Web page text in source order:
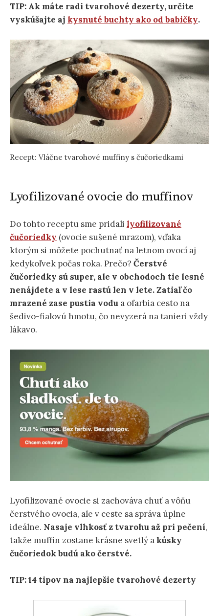
TIP: Ak máte radi tvarohové dezerty, určite
vyskúšajte aj kysnuté buchty ako od babičky.
Recept: Vláčne tvarohové muffiny s čučoriedkami
Lyofilizované ovocie do muffinov
Do tohto receptu sme pridali lyofilizované
čučoriedky (ovocie sušené mrazom), vďaka
ktorým si môžete pochutnať na letnom ovocí aj
kedykoľvek počas roka. Prečo? Čerstvé
čučoriedky sú super, ale v obchodoch tie lesné
nenájdete a v lese rastú len v lete. Zatiaľ čo
mrazené zase pustia vodu a ofarbia cesto na
šedivo-fialovú hmotu, čo nevyzerá na tanieri vždy
lákavo.
Lyofilizované ovocie si zachováva chuť a vôňu
čerstvého ovocia, ale v ceste sa správa úplne
ideálne. Nasaje vlhkosť z tvarohu až pri pečení,
takže muffin zostane krásne svetlý a kúsky
čučoriedok budú ako čerstvé.
TIP:14 tipov na najlepšie tvarohové dezerty